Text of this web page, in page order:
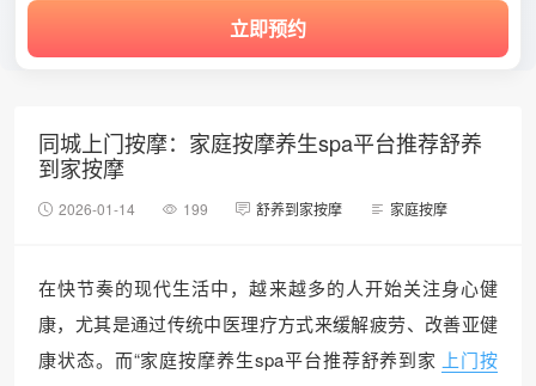
立即预约
同城上门按摩：家庭按摩养生spa平台推荐舒养
到家按摩
2026-01-14 199 舒养到家按摩 家庭按摩
在快节奏的现代生活中，越来越多的人开始关注身心健
康，尤其是通过传统中医理疗方式来缓解疲劳、改善亚健
康状态。而“家庭按摩养生spa平台推荐舒养到家 上门按